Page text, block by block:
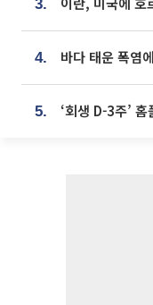
3.
4. 바다 태운 폭염
5.